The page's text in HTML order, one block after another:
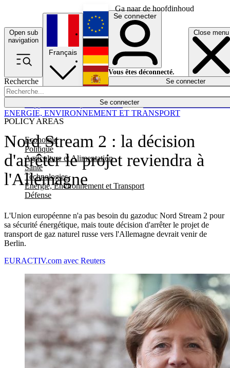
Ga naar de hoofdinhoud
Open sub
navigation
Close menu
Recherche
Se connecter
POLICY AREAS
Economie
Politique
Agriculture et Alimentation
Santé
Technologies
Energie, Environnement et Transport
Défense
Économie
Français
English
Deutsch
Español
Se connecter
Vous êtes déconnecté.
Se connecter
Nord Stream 2 : la décision
d'arrêter le projet reviendra à
l'Allemagne
L'Union européenne n'a pas besoin du gazoduc Nord Stream 2 pour
sa sécurité énergétique, mais toute décision d'arrêter le projet de
transport de gaz naturel russe vers l'Allemagne devrait venir de
Berlin.
ENERGIE, ENVIRONNEMENT ET TRANSPORT
EURACTIV.com avec Reuters